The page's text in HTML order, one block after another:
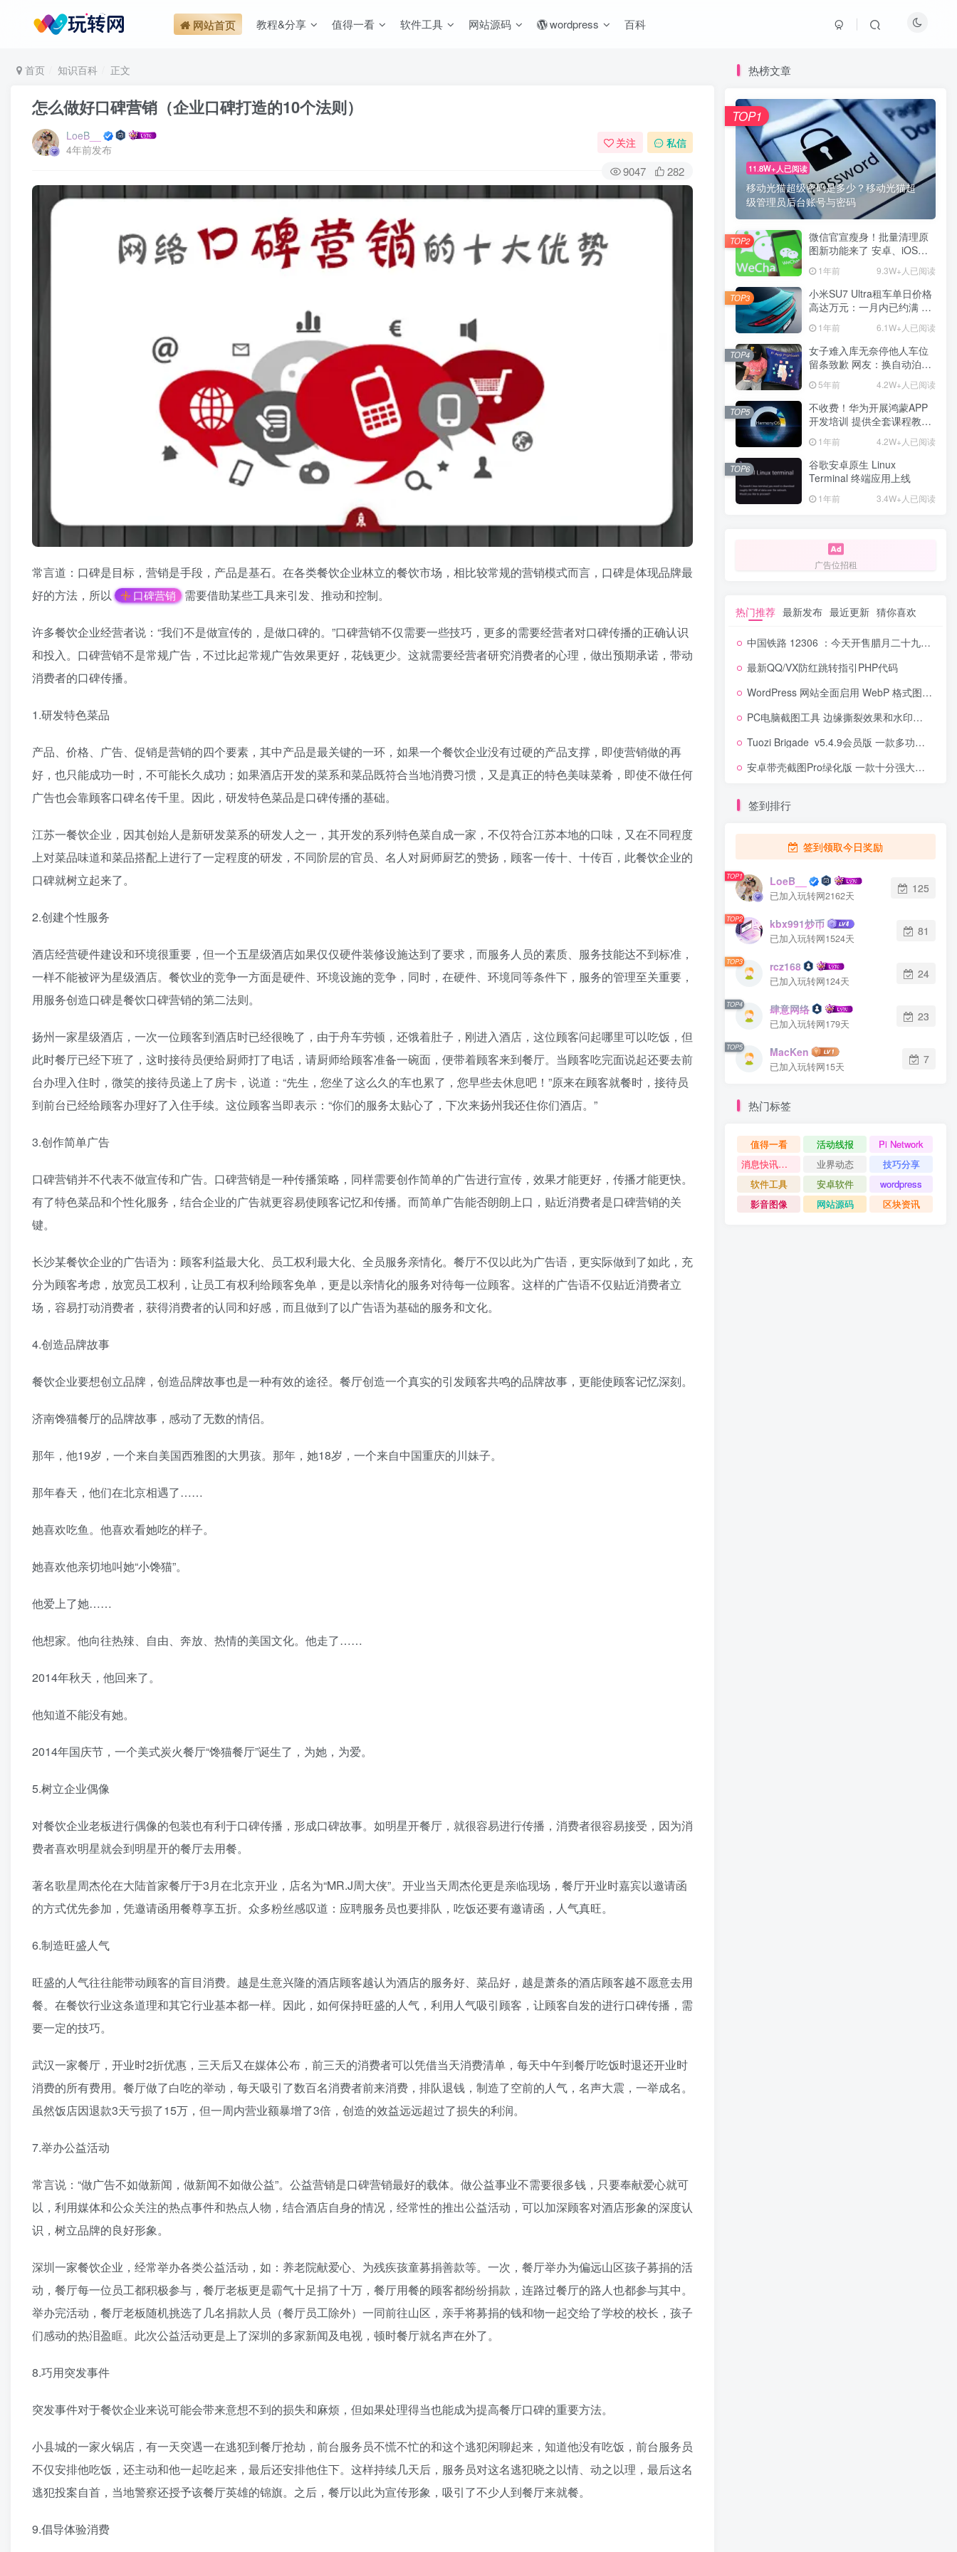
网站首页 教程&分享 值得一看 软件工具 网站源码 wordpress 百科
首页 知识百科 正文
怎么做好口碑营销（企业口碑打造的10个法则）
LoeB__
4年前发布
关注 私信
9047 282
常言道：口碑是目标，营销是手段，产品是基石。在各类餐饮企业林立的餐饮市场，相比较常规的营销模式而言，口碑是体现品牌最
好的方法，所以
口碑营销 需要借助某些工具来引发、推动和控制。
许多餐饮企业经营者说：“我们不是做宣传的，是做口碑的。”口碑营销不仅需要一些技巧，更多的需要经营者对口碑传播的正确认识
和投入。口碑营销不是常规广告，不过比起常规广告效果更好，花钱更少。这就需要经营者研究消费者的心理，做出预期承诺，带动
消费者的口碑传播。
1.研发特色菜品
产品、价格、广告、促销是营销的四个要素，其中产品是最关键的一环，如果一个餐饮企业没有过硬的产品支撑，即使营销做的再
好，也只能成功一时，不可能长久成功；如果酒店开发的菜系和菜品既符合当地消费习惯，又是真正的特色美味菜肴，即使不做任何
广告也会靠顾客口碑名传千里。因此，研发特色菜品是口碑传播的基础。
江苏一餐饮企业，因其创始人是新研发菜系的研发人之一，其开发的系列特色菜自成一家，不仅符合江苏本地的口味，又在不同程度
上对菜品味道和菜品搭配上进行了一定程度的研发，不同阶层的官员、名人对厨师厨艺的赞扬，顾客一传十、十传百，此餐饮企业的
口碑就树立起来了。
2.创建个性服务
酒店经营硬件建设和环境很重要，但一个五星级酒店如果仅仅硬件装修设施达到了要求，而服务人员的素质、服务技能达不到标准，
一样不能被评为星级酒店。餐饮业的竞争一方面是硬件、环境设施的竞争，同时，在硬件、环境同等条件下，服务的管理至关重要，
用服务创造口碑是餐饮口碑营销的第二法则。
扬州一家星级酒店，一次一位顾客到酒店时已经很晚了，由于舟车劳顿，还饿着肚子，刚进入酒店，这位顾客问起哪里可以吃饭，但
此时餐厅已经下班了，这时接待员便给厨师打了电话，请厨师给顾客准备一碗面，便带着顾客来到餐厅。当顾客吃完面说起还要去前
台办理入住时，微笑的接待员递上了房卡，说道：“先生，您坐了这么久的车也累了，您早些去休息吧！”原来在顾客就餐时，接待员
到前台已经给顾客办理好了入住手续。这位顾客当即表示：“你们的服务太贴心了，下次来扬州我还住你们酒店。”
3.创作简单广告
口碑营销并不代表不做宣传和广告。口碑营销是一种传播策略，同样需要创作简单的广告进行宣传，效果才能更好，传播才能更快。
有了特色菜品和个性化服务，结合企业的广告就更容易使顾客记忆和传播。而简单广告能否朗朗上口，贴近消费者是口碑营销的关
键。
长沙某餐饮企业的广告语为：顾客利益最大化、员工权利最大化、全员服务亲情化。餐厅不仅以此为广告语，更实际做到了如此，充
分为顾客考虑，放宽员工权利，让员工有权利给顾客免单，更是以亲情化的服务对待每一位顾客。这样的广告语不仅贴近消费者立
场，容易打动消费者，获得消费者的认同和好感，而且做到了以广告语为基础的服务和文化。
4.创造品牌故事
餐饮企业要想创立品牌，创造品牌故事也是一种有效的途径。餐厅创造一个真实的引发顾客共鸣的品牌故事，更能使顾客记忆深刻。
济南馋猫餐厅的品牌故事，感动了无数的情侣。
那年，他19岁，一个来自美国西雅图的大男孩。那年，她18岁，一个来自中国重庆的川妹子。
那年春天，他们在北京相遇了……
她喜欢吃鱼。他喜欢看她吃的样子。
她喜欢他亲切地叫她“小馋猫”。
他爱上了她……
他想家。他向往热辣、自由、奔放、热情的美国文化。他走了……
2014年秋天，他回来了。
他知道不能没有她。
2014年国庆节，一个美式炭火餐厅“馋猫餐厅”诞生了，为她，为爱。
5.树立企业偶像
对餐饮企业老板进行偶像的包装也有利于口碑传播，形成口碑故事。如明星开餐厅，就很容易进行传播，消费者很容易接受，因为消
费者喜欢明星就会到明星开的餐厅去用餐。
著名歌星周杰伦在大陆首家餐厅于3月在北京开业，店名为“MR.J周大侠”。开业当天周杰伦更是亲临现场，餐厅开业时嘉宾以邀请函
的方式优先参加，凭邀请函用餐尊享五折。众多粉丝感叹道：应聘服务员也要排队，吃饭还要有邀请函，人气真旺。
6.制造旺盛人气
旺盛的人气往往能带动顾客的盲目消费。越是生意兴隆的酒店顾客越认为酒店的服务好、菜品好，越是萧条的酒店顾客越不愿意去用
餐。在餐饮行业这条道理和其它行业基本都一样。因此，如何保持旺盛的人气，利用人气吸引顾客，让顾客自发的进行口碑传播，需
要一定的技巧。
武汉一家餐厅，开业时2折优惠，三天后又在媒体公布，前三天的消费者可以凭借当天消费清单，每天中午到餐厅吃饭时退还开业时
消费的所有费用。餐厅做了白吃的举动，每天吸引了数百名消费者前来消费，排队退钱，制造了空前的人气，名声大震，一举成名。
虽然饭店因退款3天亏损了15万，但一周内营业额暴增了3倍，创造的效益远远超过了损失的利润。
7.举办公益活动
常言说：“做广告不如做新闻，做新闻不如做公益”。公益营销是口碑营销最好的载体。做公益事业不需要很多钱，只要奉献爱心就可
以，利用媒体和公众关注的热点事件和热点人物，结合酒店自身的情况，经常性的推出公益活动，可以加深顾客对酒店形象的深度认
识，树立品牌的良好形象。
深圳一家餐饮企业，经常举办各类公益活动，如：养老院献爱心、为残疾孩童募捐善款等。一次，餐厅举办为偏远山区孩子募捐的活
动，餐厅每一位员工都积极参与，餐厅老板更是霸气十足捐了十万，餐厅用餐的顾客都纷纷捐款，连路过餐厅的路人也都参与其中。
举办完活动，餐厅老板随机挑选了几名捐款人员（餐厅员工除外）一同前往山区，亲手将募捐的钱和物一起交给了学校的校长，孩子
们感动的热泪盈眶。此次公益活动更是上了深圳的多家新闻及电视，顿时餐厅就名声在外了。
8.巧用突发事件
突发事件对于餐饮企业来说可能会带来意想不到的损失和麻烦，但如果处理得当也能成为提高餐厅口碑的重要方法。
小县城的一家火锅店，有一天突遇一在逃犯到餐厅抢劫，前台服务员不慌不忙的和这个逃犯闲聊起来，知道他没有吃饭，前台服务员
不仅安排他吃饭，还主动和他一起吃起来，最后还安排他住下。这样持续几天后，服务员对这名逃犯晓之以情、动之以理，最后这名
逃犯投案自首，当地警察还授予该餐厅英雄的锦旗。之后，餐厅以此为宣传形象，吸引了不少人到餐厅来就餐。
9.倡导体验消费
热榜文章
11.8W+人已阅读
移动光猫超级密码是多少？移动光猫超
级管理员后台账号与密码
TOP1
微信官宣瘦身！批量清理原
图新功能来了 安卓、iOS均
1年前 9.3W+人已阅读
TOP2
小米SU7 Ultra租车单日价格
高达万元：一月内已约满 预
1年前 6.1W+人已阅读
TOP3
女子难入库无奈停他人车位
留条致歉 网友：换自动泊车
5年前 4.2W+人已阅读
TOP4
不收费！华为开展鸿蒙APP
开发培训 提供全套课程教学
1年前 4.2W+人已阅读
TOP5
谷歌安卓原生 Linux
Terminal 终端应用上线
1年前 3.4W+人已阅读
TOP6
广告位招租
热门推荐 最新发布 最近更新 猜你喜欢
中国铁路 12306 ：今天开售腊月二十九火车票，除夕票 1 月 13 日开售
最新QQ/VX防红跳转指引PHP代码
WordPress 网站全面启用 WebP 格式图片提速利器：使用指南
PC电脑截图工具 边缘撕裂效果和水印等功能
Tuozi Brigade_v5.4.9会员版 一款多功能安卓工具箱
安卓带壳截图Pro绿化版 一款十分强大且实用的软件
签到排行
签到领取今日奖励
TOP1 LoeB__
已加入玩转网2162天
125
TOP2 kbx991炒币
已加入玩转网1524天
81
TOP3 rcz168
已加入玩转网124天
24
TOP4 肆意网络
已加入玩转网179天
23
TOP5 MacKen
已加入玩转网15天
7
热门标签
值得一看 活动线报
Pi Network
消息快讯查看更多 》》
业界动态
技巧分享
软件工具
安卓软件
wordpress
影音图像
网站源码 区块资讯